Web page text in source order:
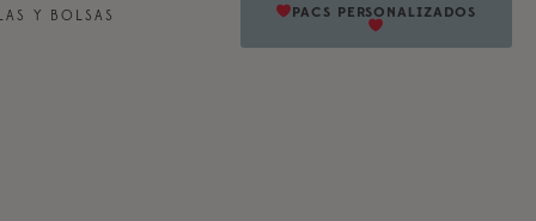
Y BOLSAS PACS PERSONALIZADOS